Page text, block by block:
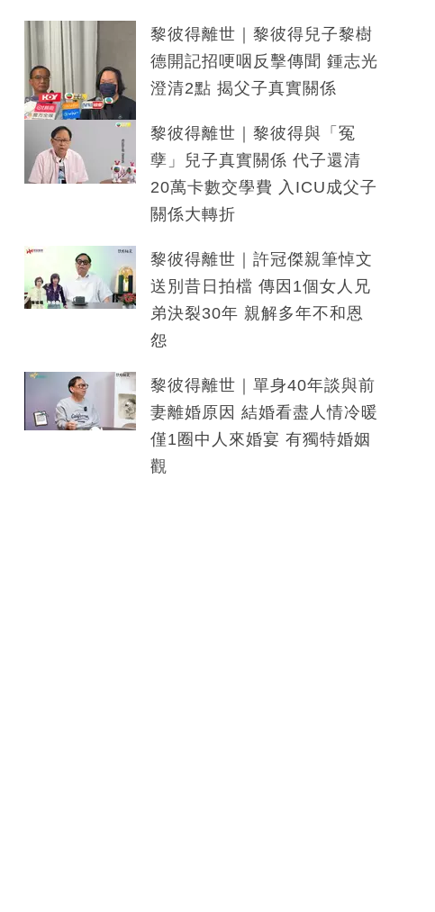
黎彼得離世｜黎彼得兒子黎樹
德開記招哽咽反擊傳聞 鍾志光
澄清2點 揭父子真實關係
黎彼得離世｜黎彼得與「冤
孽」兒子真實關係 代子還清
20萬卡數交學費 入ICU成父子
關係大轉折
黎彼得離世｜許冠傑親筆悼文
送別昔日拍檔 傳因1個女人兄
弟決裂30年 親解多年不和恩
怨
黎彼得離世｜單身40年談與前
妻離婚原因 結婚看盡人情冷暖
僅1圈中人來婚宴 有獨特婚姻
觀